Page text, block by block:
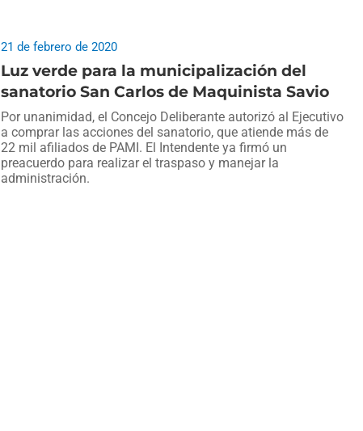
Luz verde para la municipalización del
sanatorio San Carlos de Maquinista Savio
21 de febrero de 2020
Por unanimidad, el Concejo Deliberante autorizó al Ejecutivo
a comprar las acciones del sanatorio, que atiende más de
22 mil afiliados de PAMI. El Intendente ya firmó un
preacuerdo para realizar el traspaso y manejar la
administración.